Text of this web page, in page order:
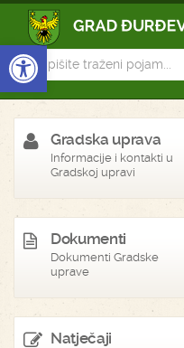
Open toolbar
Gradska uprava
Informacije i kontakti u
Gradskoj upravi
Dokumenti
Dokumenti Gradske
uprave
Natječaji